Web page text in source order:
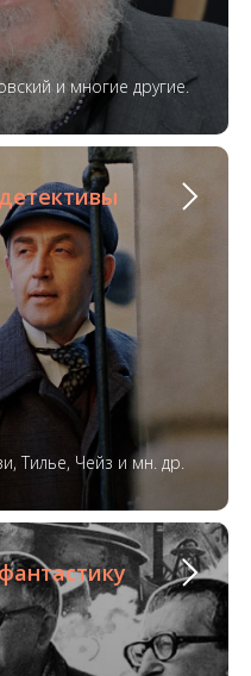
и многие другие.
Тилье, Чейз и мн. др.